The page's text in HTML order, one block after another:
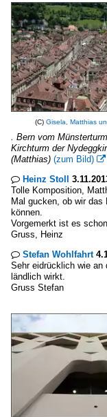
(C) Gisela, Matthias
. Bern vom
Kirchturm der
(Matthias) (zum Bild) 
 Heinz Stoll
Tolle Komposition,
Mal gucken, ob wir das
können.
Vorgemerkt ist es
Gruss, Heinz
 Stefan Wohlfahrt
Sehr eidrücklich wie an
ländlich wirkt.
Gruss Stefan